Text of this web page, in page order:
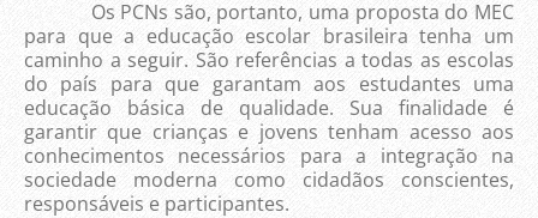
Os PCNs são, portanto, uma proposta do MEC
para que a educação escolar brasileira tenha um
caminho a seguir. São referências a todas as escolas
do país para que garantam aos estudantes uma
educação básica de qualidade. Sua finalidade é
garantir que crianças e jovens tenham acesso aos
conhecimentos necessários para a integração na
sociedade moderna como cidadãos conscientes,
responsáveis e participantes.